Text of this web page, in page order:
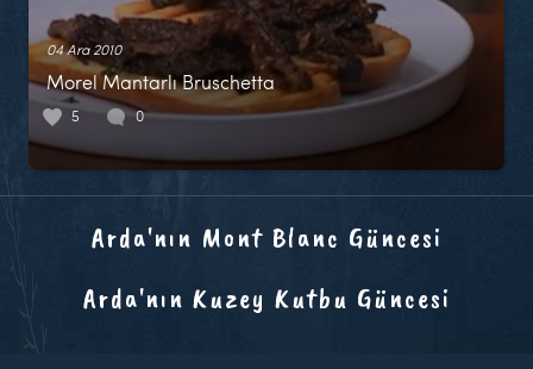
04 Ara 2010
Morel Mantarlı Bruschetta
5 0
Arda'nın Mont Blanc Güncesi
Arda'nın Kuzey Kutbu Güncesi